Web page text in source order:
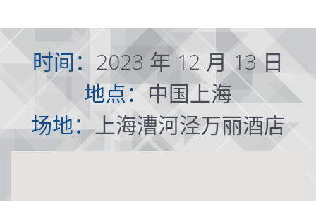
时间： 2023 年 12 月 13 日
地点：中国上海
场地：上海漕河泾万丽酒店